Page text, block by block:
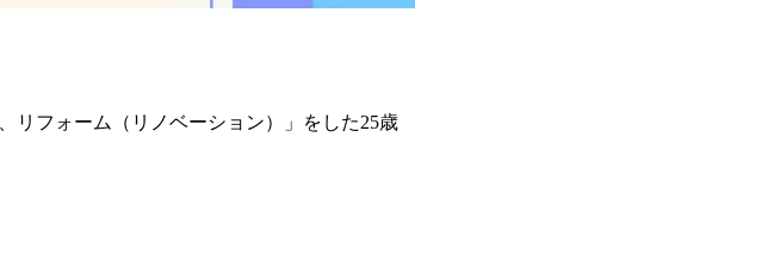
リフォーム（リノベーション）」をした25歳